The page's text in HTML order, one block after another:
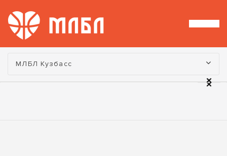
Турнир:
МЛБЛ Кузбасс